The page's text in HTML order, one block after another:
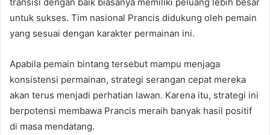
untuk sukses. Tim nasional Prancis didukung oleh pemain
yang sesuai dengan karakter permainan ini.
Apabila pemain bintang tersebut mampu menjaga
konsistensi permainan, strategi serangan cepat mereka
akan terus menjadi perhatian lawan. Karena itu, strategi ini
berpotensi membawa Prancis meraih banyak hasil positif
di masa mendatang.